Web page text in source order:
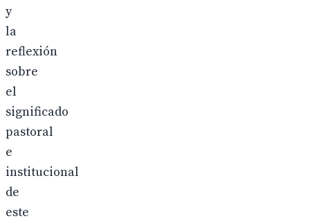
y
la
reflexión
sobre
el
significado
pastoral
e
institucional
de
este